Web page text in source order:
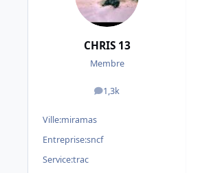
CHRIS 13
Membre
1,3k
messages
Ville:miramas
Entreprise:sncf
Service:trac